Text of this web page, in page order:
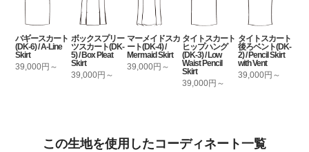
バギースカート
(DK-6) / A-Line
Skirt
39,000円～
ボックスプリー
ツスカート(DK-
5) / Box Pleat
Skirt
39,000円～
マーメイドスカ
ート(DK-4) /
Mermaid Skirt
39,000円～
タイトスカート
ヒップハング
(DK-3) / Low
Waist Pencil
Skirt
39,000円～
タイトスカート
後ろベント(DK-
2) / Pencil Skirt
with Vent
39,000円～
この生地を使用したコーディネート一覧